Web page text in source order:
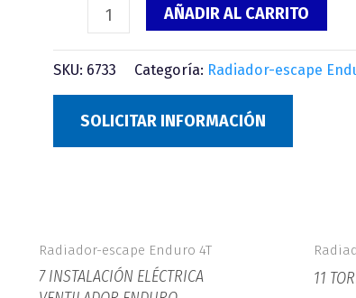
AÑADIR AL CARRITO
SKU: 6733 Categoría: Radiador-escape
SOLICITAR INFORMACIÓN
Radiador-escape Enduro 4T
7 INSTALACIÓN ELÉCTRICA
11